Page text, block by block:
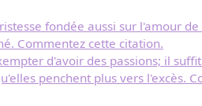
fondée aussi sur l'amour
Commentez cette citation.
d'avoir des passions; il
penchent plus vers l'excès.